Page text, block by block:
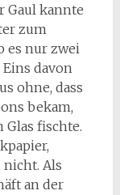
Gaul kannte
zum
es nur zwei
davon
ohne, dass
bekam,
Glas fischte.
nicht. Als
an der